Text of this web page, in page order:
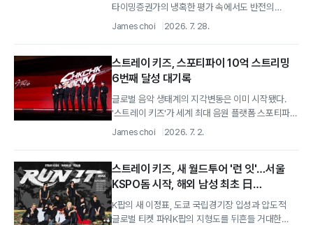
타이밍증권가의 냉혹한 평가 속에서도 반전의
기회는 싹트고 있다.
James choi 2026. 7. 28.
스트레이 키즈, 스포티파이 10억 스트리밍
6번째 달성 대기록
글로벌 음악 생태계의 지각변동은 이미 시작됐다.
'스트레이 키즈'가 세계 최대 음원 플랫폼 스포티파이
라는 거대한 캔버스에 또 하나의 압도적...
James choi 2026. 7. 2.
스트레이 키즈, 새 월드투어 '런 잇'…서울
KSPO돔 시작, 해외 남성 최초 日
국립경기장 입성
K팝의 새 이정표, 도쿄 국립경기장 입성과 압도적
글로벌 티켓 파워K팝의 지형도를 뒤흔들 거대한